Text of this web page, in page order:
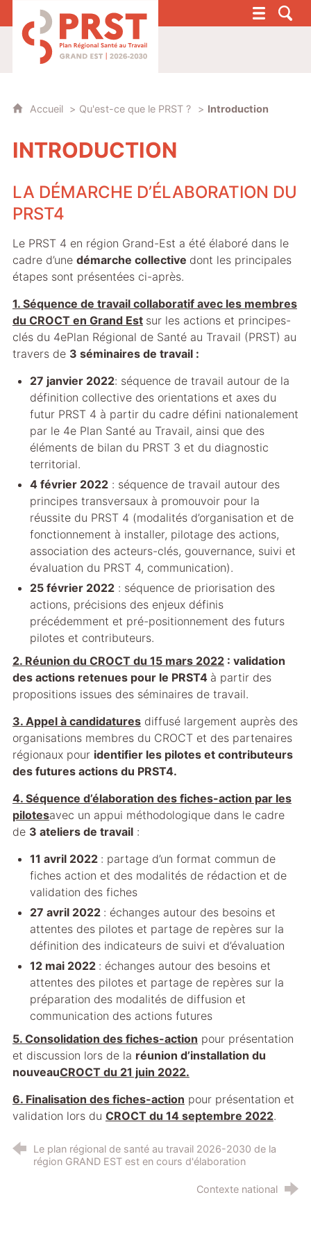
PRST 4 - Plan Régional Santé au Travail
Accueil Qu'est-ce que le PRST ? Introduction
INTRODUCTION
LA DÉMARCHE D’ÉLABORATION DU
PRST4
Le PRST 4 en région Grand-Est a été élaboré dans le
cadre d’une démarche collective dont les principales
étapes sont présentées ci-après.
1. Séquence de travail collaboratif avec les membres
du CROCT en Grand Est sur les actions et principes-
clés du 4ePlan Régional de Santé au Travail (PRST) au
travers de 3 séminaires de travail :
27 janvier 2022: séquence de travail autour de la
définition collective des orientations et axes du
futur PRST 4 à partir du cadre défini nationalement
par le 4e Plan Santé au Travail, ainsi que des
éléments de bilan du PRST 3 et du diagnostic
territorial.
4 février 2022: séquence de travail autour des
principes transversaux à promouvoir pour la
réussite du PRST 4 (modalités d’organisation et de
fonctionnement à installer, pilotage des actions,
association des acteurs-clés, gouvernance, suivi et
évaluation du PRST 4, communication).
25 février 2022: séquence de priorisation des
actions, précisions des enjeux définis
précédemment et pré-positionnement des futurs
pilotes et contributeurs.
2. Réunion du CROCT du 15 mars 2022: validation
des actions retenues pour le PRST4 à partir des
propositions issues des séminaires de travail.
3. Appel à candidaturesdiffusé largement auprès des
organisations membres du CROCT et des partenaires
régionaux pour identifier les pilotes et contributeurs
des futures actions du PRST4.
4. Séquence d’élaboration des fiches-action par les
pilotesavec un appui méthodologique dans le cadre
de 3 ateliers de travail:
11 avril 2022 : partage d’un format commun de
fiches action et des modalités de rédaction et de
validation des fiches
27 avril 2022 : échanges autour des besoins et
attentes des pilotes et partage de repères sur la
définition des indicateurs de suivi et d’évaluation
12 mai 2022 : échanges autour des besoins et
attentes des pilotes et partage de repères sur la
préparation des modalités de diffusion et
communication des actions futures
5. Consolidation des fiches-action pour présentation
et discussion lors de la réunion d’installation du
nouveauCROCT du 21 juin 2022.
6. Finalisation des fiches-action pour présentation et
validation lors du CROCT du 14 septembre 2022.
Le plan régional de santé au travail 2026-2030 de la
région GRAND EST est en cours d'élaboration
Contexte national